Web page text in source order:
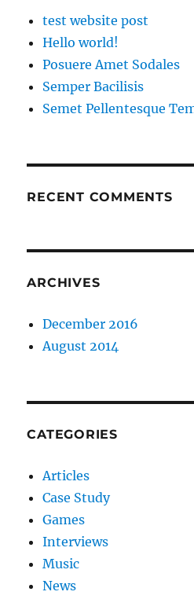
test website post
Hello world!
Posuere Amet Sodales
Semper Bacilisis
Semet Pellentesque
RECENT COMMENTS
ARCHIVES
December 2016
August 2014
CATEGORIES
Articles
Case Study
Games
Interviews
Music
News